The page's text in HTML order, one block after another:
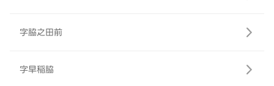
字脇之田前
字早稲脇